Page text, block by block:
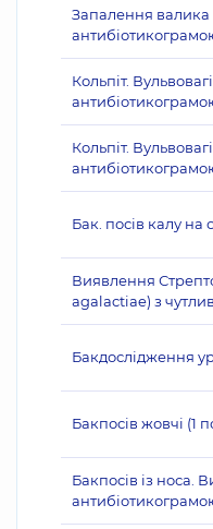
Запалення валика
Кольпіт.
Кольпіт.
Бак. посів калу на
Виявлення
agalactiae) з
Бакдослідження
Бакпосів жовчі (1
Бакпосів із носа.